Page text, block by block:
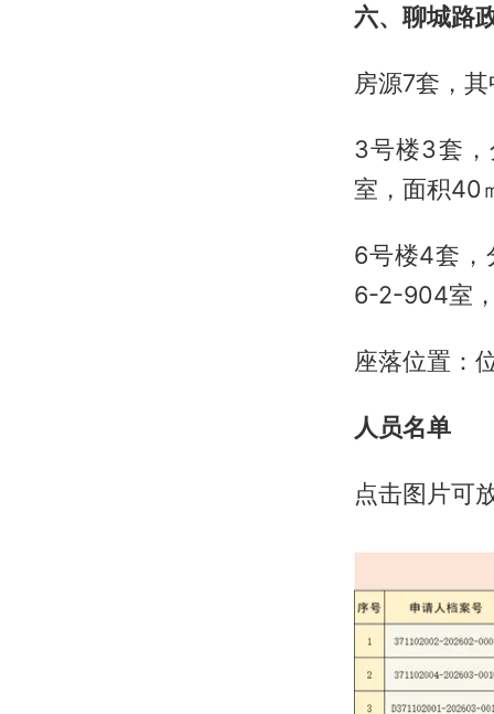
六、聊城路
房源7套，
3号楼3套
室，面积40
6号楼4套，
6-2-904室
座落位置：
人员名单
点击图片可